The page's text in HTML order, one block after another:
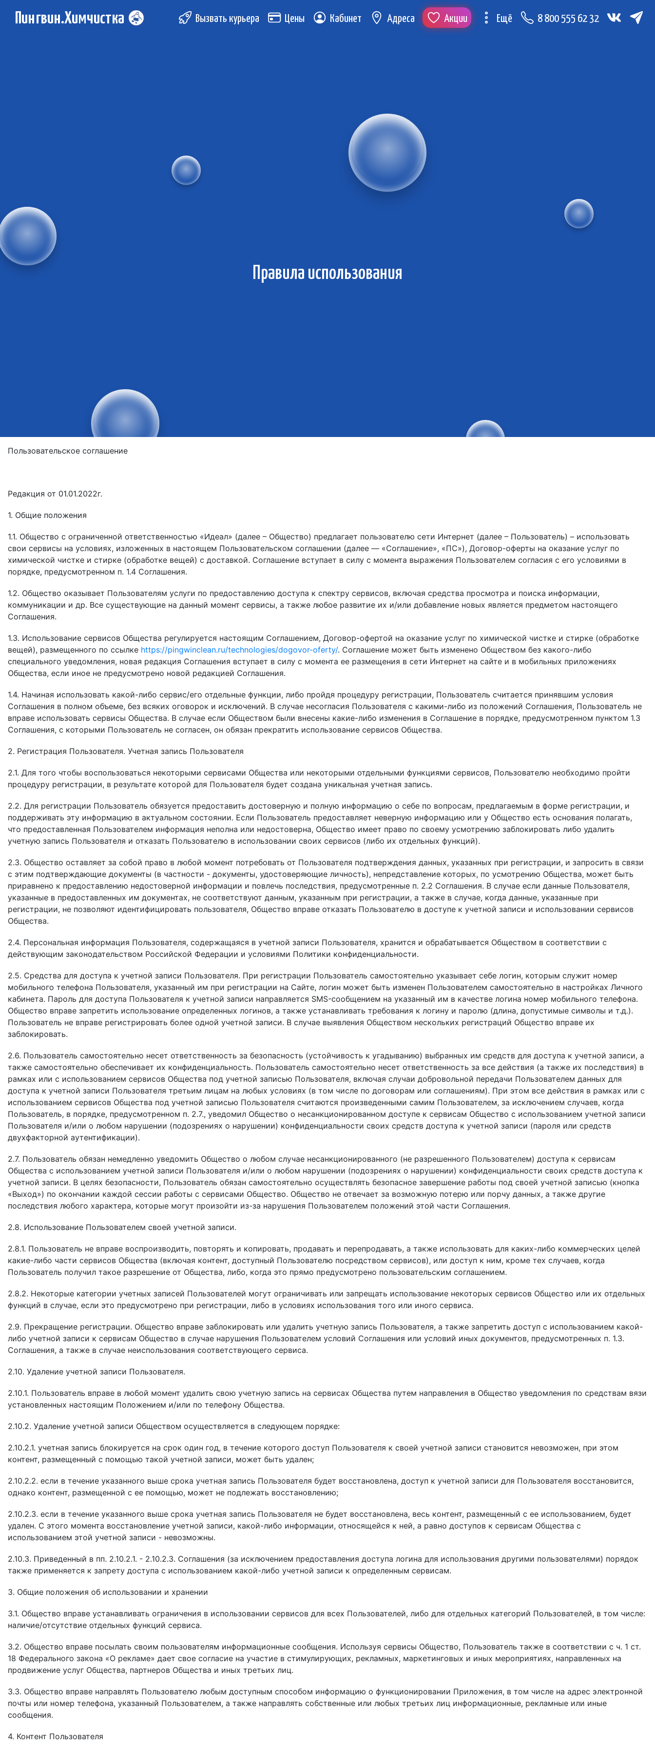
Пингвин.Химчистка Вызвать курьера Цены Кабинет Адреса Акции Ещё 8 800 555 62 32
Правила использования
Пользовательское соглашение
Редакция от 01.01.2022г.
1. Общие положения
1.1. Общество с ограниченной ответственностью «Идеал» (далее – Общество) предлагает пользователю сети Интернет (далее – Пользователь) – использовать
свои сервисы на условиях, изложенных в настоящем Пользовательском соглашении (далее — «Соглашение», «ПС»), Договор-оферты на оказание услуг по
химической чистке и стирке (обработке вещей) с доставкой. Соглашение вступает в силу с момента выражения Пользователем согласия с его условиями в
порядке, предусмотренном п. 1.4 Соглашения.
1.2. Общество оказывает Пользователям услуги по предоставлению доступа к спектру сервисов, включая средства просмотра и поиска информации,
коммуникации и др. Все существующие на данный момент сервисы, а также любое развитие их и/или добавление новых является предметом настоящего
Соглашения.
1.3. Использование сервисов Общества регулируется настоящим Соглашением, Договор-офертой на оказание услуг по химической чистке и стирке (обработке
вещей), размещенного по ссылке https://pingwinclean.ru/technologies/dogovor-oferty/. Соглашение может быть изменено Обществом без какого-либо
специального уведомления, новая редакция Соглашения вступает в силу с момента ее размещения в сети Интернет на сайте и в мобильных приложениях
Общества, если иное не предусмотрено новой редакцией Соглашения.
1.4. Начиная использовать какой-либо сервис/его отдельные функции, либо пройдя процедуру регистрации, Пользователь считается принявшим условия
Соглашения в полном объеме, без всяких оговорок и исключений. В случае несогласия Пользователя с какими-либо из положений Соглашения, Пользователь не
вправе использовать сервисы Общества. В случае если Обществом были внесены какие-либо изменения в Соглашение в порядке, предусмотренном пунктом 1.3
Соглашения, с которыми Пользователь не согласен, он обязан прекратить использование сервисов Общества.
2. Регистрация Пользователя. Учетная запись Пользователя
2.1. Для того чтобы воспользоваться некоторыми сервисами Общества или некоторыми отдельными функциями сервисов, Пользователю необходимо пройти
процедуру регистрации, в результате которой для Пользователя будет создана уникальная учетная запись.
2.2. Для регистрации Пользователь обязуется предоставить достоверную и полную информацию о себе по вопросам, предлагаемым в форме регистрации, и
поддерживать эту информацию в актуальном состоянии. Если Пользователь предоставляет неверную информацию или у Общество есть основания полагать,
что предоставленная Пользователем информация неполна или недостоверна, Общество имеет право по своему усмотрению заблокировать либо удалить
учетную запись Пользователя и отказать Пользователю в использовании своих сервисов (либо их отдельных функций).
2.3. Общество оставляет за собой право в любой момент потребовать от Пользователя подтверждения данных, указанных при регистрации, и запросить в связи
с этим подтверждающие документы (в частности - документы, удостоверяющие личность), непредставление которых, по усмотрению Общества, может быть
приравнено к предоставлению недостоверной информации и повлечь последствия, предусмотренные п. 2.2 Соглашения. В случае если данные Пользователя,
указанные в предоставленных им документах, не соответствуют данным, указанным при регистрации, а также в случае, когда данные, указанные при
регистрации, не позволяют идентифицировать пользователя, Общество вправе отказать Пользователю в доступе к учетной записи и использовании сервисов
Общества.
2.4. Персональная информация Пользователя, содержащаяся в учетной записи Пользователя, хранится и обрабатывается Обществом в соответствии с
действующим законодательством Российской Федерации и условиями Политики конфиденциальности.
2.5. Средства для доступа к учетной записи Пользователя. При регистрации Пользователь самостоятельно указывает себе логин, которым служит номер
мобильного телефона Пользователя, указанный им при регистрации на Сайте, логин может быть изменен Пользователем самостоятельно в настройках Личного
кабинета. Пароль для доступа Пользователя к учетной записи направляется SMS-сообщением на указанный им в качестве логина номер мобильного телефона.
Общество вправе запретить использование определенных логинов, а также устанавливать требования к логину и паролю (длина, допустимые символы и т.д.).
Пользователь не вправе регистрировать более одной учетной записи. В случае выявления Обществом нескольких регистраций Общество вправе их
заблокировать.
2.6. Пользователь самостоятельно несет ответственность за безопасность (устойчивость к угадыванию) выбранных им средств для доступа к учетной записи, а
также самостоятельно обеспечивает их конфиденциальность. Пользователь самостоятельно несет ответственность за все действия (а также их последствия) в
рамках или с использованием сервисов Общества под учетной записью Пользователя, включая случаи добровольной передачи Пользователем данных для
доступа к учетной записи Пользователя третьим лицам на любых условиях (в том числе по договорам или соглашениям). При этом все действия в рамках или с
использованием сервисов Общества под учетной записью Пользователя считаются произведенными самим Пользователем, за исключением случаев, когда
Пользователь, в порядке, предусмотренном п. 2.7., уведомил Общество о несанкционированном доступе к сервисам Общество с использованием учетной записи
Пользователя и/или о любом нарушении (подозрениях о нарушении) конфиденциальности своих средств доступа к учетной записи (пароля или средств
двухфакторной аутентификации).
2.7. Пользователь обязан немедленно уведомить Общество о любом случае несанкционированного (не разрешенного Пользователем) доступа к сервисам
Общества с использованием учетной записи Пользователя и/или о любом нарушении (подозрениях о нарушении) конфиденциальности своих средств доступа к
учетной записи. В целях безопасности, Пользователь обязан самостоятельно осуществлять безопасное завершение работы под своей учетной записью (кнопка
«Выход») по окончании каждой сессии работы с сервисами Общество. Общество не отвечает за возможную потерю или порчу данных, а также другие
последствия любого характера, которые могут произойти из-за нарушения Пользователем положений этой части Соглашения.
2.8. Использование Пользователем своей учетной записи.
2.8.1. Пользователь не вправе воспроизводить, повторять и копировать, продавать и перепродавать, а также использовать для каких-либо коммерческих целей
какие-либо части сервисов Общества (включая контент, доступный Пользователю посредством сервисов), или доступ к ним, кроме тех случаев, когда
Пользователь получил такое разрешение от Общества, либо, когда это прямо предусмотрено пользовательским соглашением.
2.8.2. Некоторые категории учетных записей Пользователей могут ограничивать или запрещать использование некоторых сервисов Общество или их отдельных
функций в случае, если это предусмотрено при регистрации, либо в условиях использования того или иного сервиса.
2.9. Прекращение регистрации. Общество вправе заблокировать или удалить учетную запись Пользователя, а также запретить доступ с использованием какой-
либо учетной записи к сервисам Общество в случае нарушения Пользователем условий Соглашения или условий иных документов, предусмотренных п. 1.3.
Соглашения, а также в случае неиспользования соответствующего сервиса.
2.10. Удаление учетной записи Пользователя.
2.10.1. Пользователь вправе в любой момент удалить свою учетную запись на сервисах Общества путем направления в Общество уведомления по средствам вязи
установленных настоящим Положением и/или по телефону Общества.
2.10.2. Удаление учетной записи Обществом осуществляется в следующем порядке:
2.10.2.1. учетная запись блокируется на срок один год, в течение которого доступ Пользователя к своей учетной записи становится невозможен, при этом
контент, размещенный с помощью такой учетной записи, может быть удален;
2.10.2.2. если в течение указанного выше срока учетная запись Пользователя будет восстановлена, доступ к учетной записи для Пользователя восстановится,
однако контент, размещенной с ее помощью, может не подлежать восстановлению;
2.10.2.3. если в течение указанного выше срока учетная запись Пользователя не будет восстановлена, весь контент, размещенный с ее использованием, будет
удален. С этого момента восстановление учетной записи, какой-либо информации, относящейся к ней, а равно доступов к сервисам Общества с
использованием этой учетной записи - невозможны.
2.10.3. Приведенный в пп. 2.10.2.1. - 2.10.2.3. Соглашения (за исключением предоставления доступа логина для использования другими пользователями) порядок
также применяется к запрету доступа с использованием какой-либо учетной записи к определенным сервисам.
3. Общие положения об использовании и хранении
3.1. Общество вправе устанавливать ограничения в использовании сервисов для всех Пользователей, либо для отдельных категорий Пользователей, в том числе:
наличие/отсутствие отдельных функций сервиса.
3.2. Общество вправе посылать своим пользователям информационные сообщения. Используя сервисы Общество, Пользователь также в соответствии с ч. 1 ст.
18 Федерального закона «О рекламе» дает свое согласие на участие в стимулирующих, рекламных, маркетинговых и иных мероприятиях, направленных на
продвижение услуг Общества, партнеров Общества и иных третьих лиц.
3.3. Общество вправе направлять Пользователю любым доступным способом информацию о функционировании Приложения, в том числе на адрес электронной
почты или номер телефона, указанный Пользователем, а также направлять собственные или любых третьих лиц информационные, рекламные или иные
сообщения.
4. Контент Пользователя